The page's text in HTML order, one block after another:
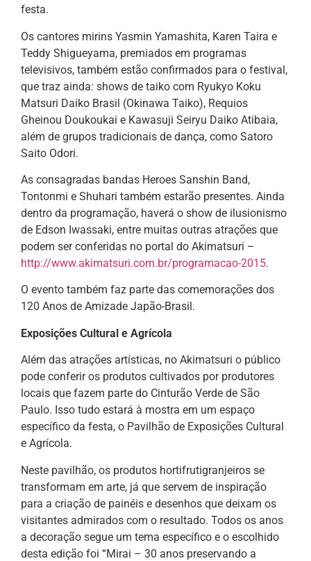
festa.
Os cantores mirins Yasmin Yamashita, Karen Taira e
Teddy Shigueyama, premiados em programas
televisivos, também estão confirmados para o festival,
que traz ainda: shows de taiko com Ryukyo Koku
Matsuri Daiko Brasil (Okinawa Taiko), Requios
Gheinou Doukoukai e Kawasuji Seiryu Daiko Atibaia,
além de grupos tradicionais de dança, como Satoro
Saito Odori.
As consagradas bandas Heroes Sanshin Band,
Tontonmi e Shuhari também estarão presentes. Ainda
dentro da programação, haverá o show de ilusionismo
de Edson Iwassaki, entre muitas outras atrações que
podem ser conferidas no portal do Akimatsuri –
http://www.akimatsuri.com.br/programacao-2015.
O evento também faz parte das comemorações dos
120 Anos de Amizade Japão-Brasil.
Exposições Cultural e Agrícola
Além das atrações artísticas, no Akimatsuri o público
pode conferir os produtos cultivados por produtores
locais que fazem parte do Cinturão Verde de São
Paulo. Isso tudo estará à mostra em um espaço
específico da festa, o Pavilhão de Exposições Cultural
e Agrícola.
Neste pavilhão, os produtos hortifrutigranjeiros se
transformam em arte, já que servem de inspiração
para a criação de painéis e desenhos que deixam os
visitantes admirados com o resultado. Todos os anos
a decoração segue um tema específico e o escolhido
desta edição foi “Mirai – 30 anos preservando a